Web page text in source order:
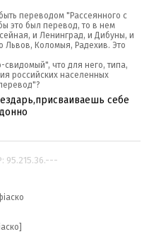
переводом "Рассеянного с
это был перевод, то в нем
и Ленинград, и Дибуны, и
Львов, Коломыя, Радехив. Это
свидомый", что для него, типа,
российских населенных
себе
95.215.36.---